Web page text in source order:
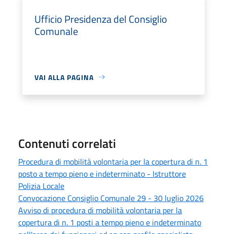
Ufficio Presidenza del Consiglio
Comunale
VAI ALLA PAGINA
Contenuti correlati
Procedura di mobilità volontaria per la copertura di n. 1
posto a tempo pieno e indeterminato - Istruttore
Polizia Locale
Convocazione Consiglio Comunale 29 - 30 luglio 2026
Avviso di procedura di mobilità volontaria per la
copertura di n. 1 posti a tempo pieno e indeterminato